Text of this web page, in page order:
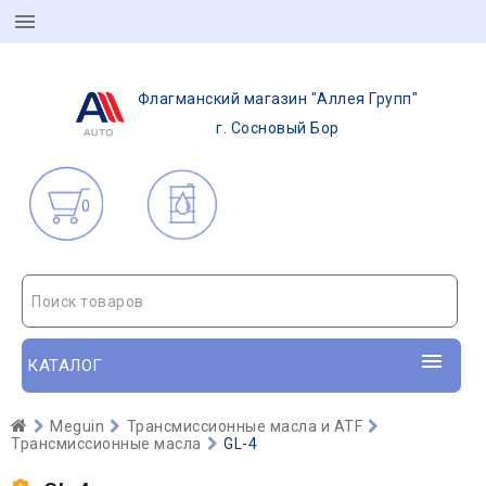
Флагманский магазин "Аллея Групп"
г. Сосновый Бор
0
Поиск товаров
КАТАЛОГ
Meguin
Трансмиссионные масла и ATF
Трансмиссионные масла
GL-4